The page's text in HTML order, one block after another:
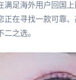
满足海外用户回国
正在寻找一款可靠
之选。